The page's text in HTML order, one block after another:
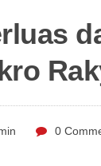
0